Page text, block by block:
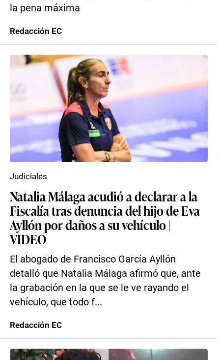
la pena máxima
Redacción EC
Natalia Málaga acudió a declarar a la
Fiscalía tras denuncia del hijo de Eva
Ayllón por daños a su vehículo |
VIDEO
El abogado de Francisco García Ayllón
detalló que Natalia Málaga afirmó que, ante
la grabación en la que se le ve rayando el
vehículo, que todo f...
Judiciales
Redacción EC